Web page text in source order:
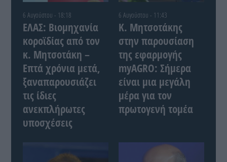
6 Αυγούστου - 18:18
ΕΛΑΣ: Βιομηχανία
κοροϊδίας από τον
κ. Μητσοτάκη –
Επτά χρόνια μετά,
ξαναπαρουσιάζει
τις ίδιες
ανεκπλήρωτες
υποσχέσεις
6 Αυγούστου - 11:43
Κ. Μητσοτάκης
στην παρουσίαση
της εφαρμογής
myAGRO: Σήμερα
είναι μια μεγάλη
μέρα για τον
πρωτογενή τομέα